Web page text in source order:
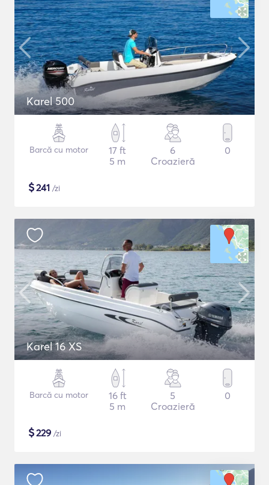
Karel 500
Barcă cu motor
17 ft
5 m
6
Croazieră
0
$241 /zi
Karel 16 XS
Barcă cu motor
16 ft
5 m
5
Croazieră
0
$229 /zi